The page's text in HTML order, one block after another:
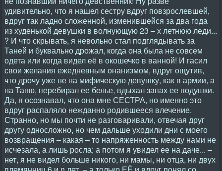
удивительно, что я нашел сестру вдруг повзрослевшей,
вдруг так ладно сложенной, изменившейся за два года
из худенькой девушки в волнующую 23 – х летнюю леди...
? И что скрывать, я невольно стал подглядывать за
Таней и буквально дрожал, когда она была не совсем
одета или когда видел её в окошечко в ванной! И гасил
свои желания ежедневным онанизмом, вдруг ощутив,
что дрочу уже не на мифическую девушку, как в армии, а
на Таню, перебирал ее белье, вдыхал запах ее подушки.
Да, я осознавал, что она мне СЕСТРА, но именно это
вдруг распаляло нежданно родившееся влечение.
Странно, но мы почти не разговаривали, отвечая друг
другу односложно, но чем дальше уходили дни с моего
возвращения – какая – то напряженность между нами не
исчезала, а лишь росла; а потом я увидел ее на даче... –
нет, я не видел больше никого, ни мамы, ни отца, ни двух